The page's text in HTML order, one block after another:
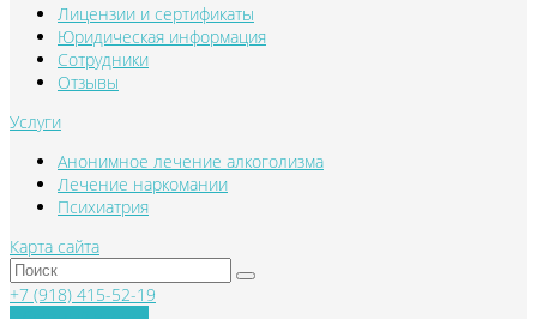
Лицензии и сертификаты
Юридическая информация
Сотрудники
Отзывы
Услуги
Анонимное лечение алкоголизма
Лечение наркомании
Психиатрия
Карта сайта
+7 (918) 415-52-19